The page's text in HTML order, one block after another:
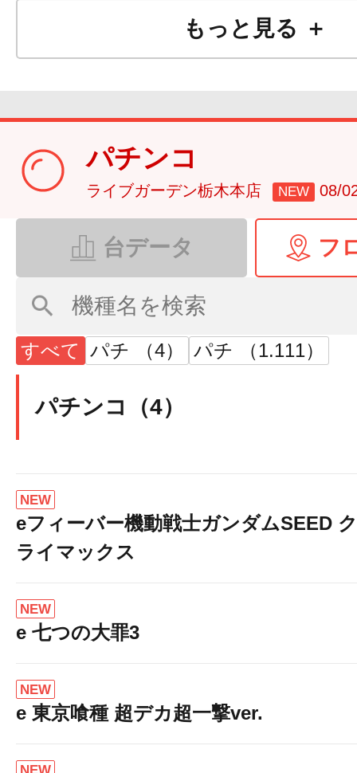
もっと見る ＋
パチンコ
ライブガーデン栃木本店 NEW 08/
台データ フ
すべて パチ （4） パチ （1.111）
パチンコ（4）
NEW
eフィーバー機動戦士ガンダムSEED ク
ライマックス
NEW
e 七つの大罪3
NEW
e 東京喰種 超デカ超一撃ver.
NEW